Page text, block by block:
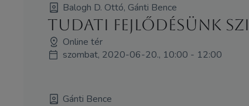
Balogh D. Ottó, Gánti Bence
Tudati fejlődésünk
Online tér
szombat, 2020-06-20., 10:00 - 12:00
Gánti Bence